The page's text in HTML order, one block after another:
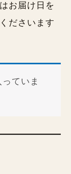
お届け日を
ださいます
ていま